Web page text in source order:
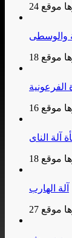
والوسطى
آلة الناى
آلة الهارب